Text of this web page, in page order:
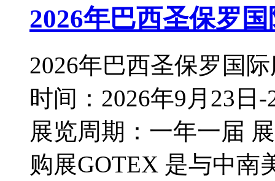
2026年巴西圣保罗
2026年巴西圣保罗国
时间：2026年9月23日
展览周期：一年一届
购展GOTEX 是与中南